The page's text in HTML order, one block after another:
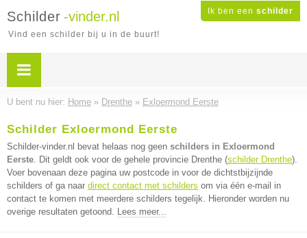
Ik ben een schilder
Schilder -vinder.nl
Vind een schilder bij u in de buurt!
U bent nu hier: Home » Drenthe » Exloermond Eerste
Schilder Exloermond Eerste
Schilder-vinder.nl bevat helaas nog geen schilders in Exloermond
Eerste. Dit geldt ook voor de gehele provincie Drenthe (schilder Drenthe).
Voer bovenaan deze pagina uw postcode in voor de dichtstbijzijnde
schilders of ga naar direct contact met schilders om via één e-mail in
contact te komen met meerdere schilders tegelijk. Hieronder worden nu
overige resultaten getoond. Lees meer...